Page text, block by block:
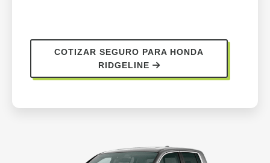
COTIZAR SEGURO PARA HONDA
RIDGELINE